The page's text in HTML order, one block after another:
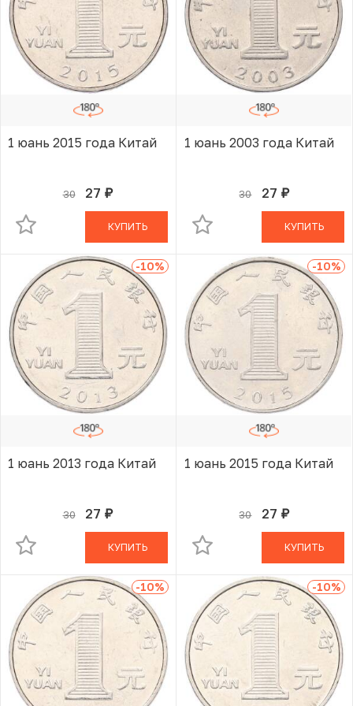
1 юань 2015 года Китай
30 27 руб.
В КОРЗИНЕ
КУПИТЬ
1 юань 2003 года Китай
30 27 руб.
В КОРЗИНЕ
КУПИТЬ
-10%
1 юань 2013 года Китай
30 27 руб.
В КОРЗИНЕ
КУПИТЬ
-10%
1 юань 2015 года Китай
30 27 руб.
В КОРЗИНЕ
КУПИТЬ
-10% -10%